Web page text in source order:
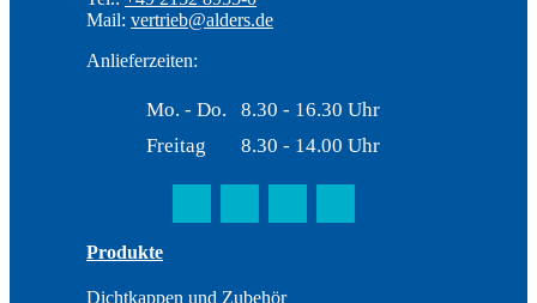
Mail: vertrieb@alders.de
Anlieferzeiten:
Mo. - Do.
8.30 - 16.30 Uhr
Freitag
8.30 - 14.00 Uhr
Produkte
Dichtkappen und Zubehör